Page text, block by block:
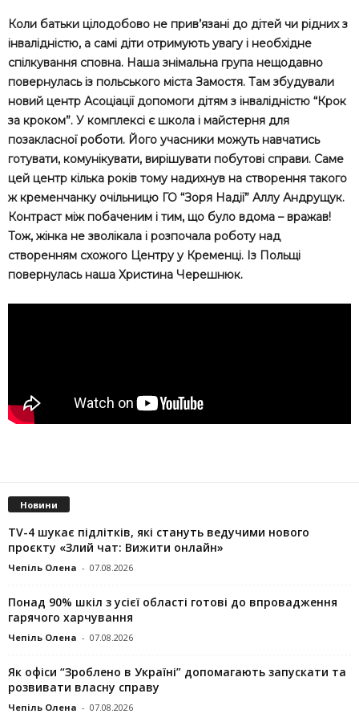
Коли батьки цілодобово не прив’язані до дітей чи рідних з
інвалідністю, а самі діти отримують увагу і необхідне
спілкування сповна. Наша знімальна група нещодавно
повернулась із польського міста Замостя. Там збудували
новий центр Асоціації допомоги дітям з інвалідністю “Крок
за кроком”. У комплексі є школа і майстерня для
позакласної роботи. Його учасники можуть навчатись
готувати, комунікувати, вирішувати побутові справи. Саме
цей центр кілька років тому надихнув на створення такого
ж кременчанку очільницю ГО “Зоря Надії” Аллу Андрущук.
Контраст між побаченим і тим, що було вдома – вражав!
Тож, жінка не зволікала і розпочала роботу над
створенням схожого Центру у Кременці. Із Польщі
повернулась наша Христина Черешнюк.
Новини
TV-4 шукає підлітків, які стануть ведучими нового
проєкту «Злий чат: Вижити онлайн»
Чепіль Олена - 07.08.2026
Понад 90% шкіл з усієї області готові до впровадження
гарячого харчування
Чепіль Олена - 07.08.2026
Як офіси “Зроблено в Україні” допомагають запускaти та
розвивати власну справу
Чепіль Олена - 07.08.2026